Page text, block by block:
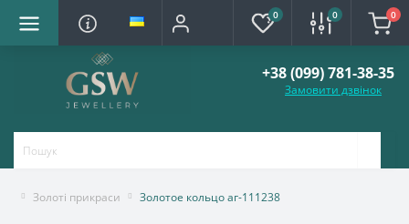
0 0 0
+38 (099) 781-38-35
Замовити дзвінок
Золоті прикраси Золотое кольцо аг-111238